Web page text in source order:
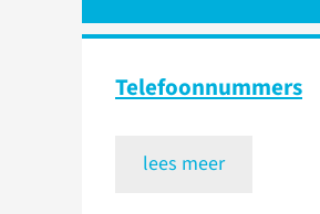
Telefoon­nummers
lees meer